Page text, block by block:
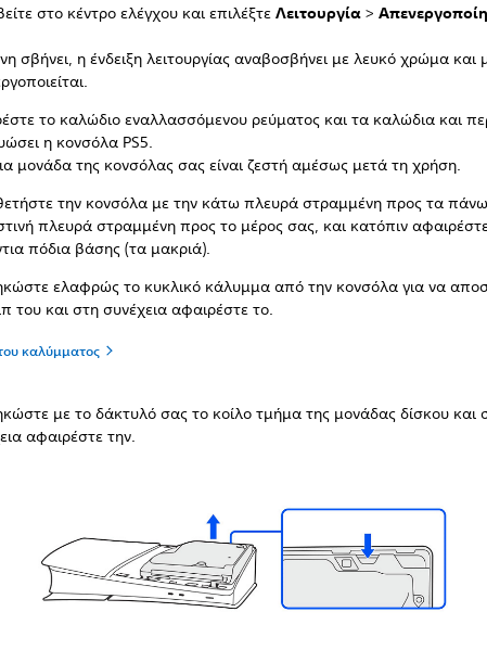
στο κέντρο ελέγχου και επιλέξτεΛειτουργία>
σβήνει, η ένδειξη λειτουργίας αναβοσβήνει με λευκό χρώμα και
το καλώδιο εναλλασσόμενου ρεύματος και τα καλώδια και
η κονσόλα PS5.
μονάδα της κονσόλας σας είναι ζεστή αμέσως μετά τη χρήση.
την κονσόλα με την κάτω πλευρά στραμμένη προς τα πάνω
πλευρά στραμμένη προς το μέρος σας, και κατόπιν
πόδια βάσης (τα μακριά).
ελαφρώς το κυκλικό κάλυμμα από την κονσόλα για να
του και στη συνέχεια αφαιρέστε το.
καλύμματος
με το δάκτυλό σας το κοίλο τμήμα της μονάδας δίσκου και
αφαιρέστε την.